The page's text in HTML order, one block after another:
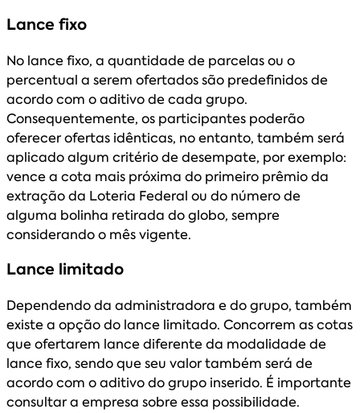
Lance fixo
No lance fixo, a quantidade de parcelas ou o
percentual a serem ofertados são predefinidos de
acordo com o aditivo de cada grupo.
Consequentemente, os participantes poderão
oferecer ofertas idênticas, no entanto, também será
aplicado algum critério de desempate, por exemplo:
vence a cota mais próxima do primeiro prêmio da
extração da Loteria Federal ou do número de
alguma bolinha retirada do globo, sempre
considerando o mês vigente.
Lance limitado
Dependendo da administradora e do grupo, também
existe a opção do lance limitado. Concorrem as cotas
que ofertarem lance diferente da modalidade de
lance fixo, sendo que seu valor também será de
acordo com o aditivo do grupo inserido. É importante
consultar a empresa sobre essa possibilidade.